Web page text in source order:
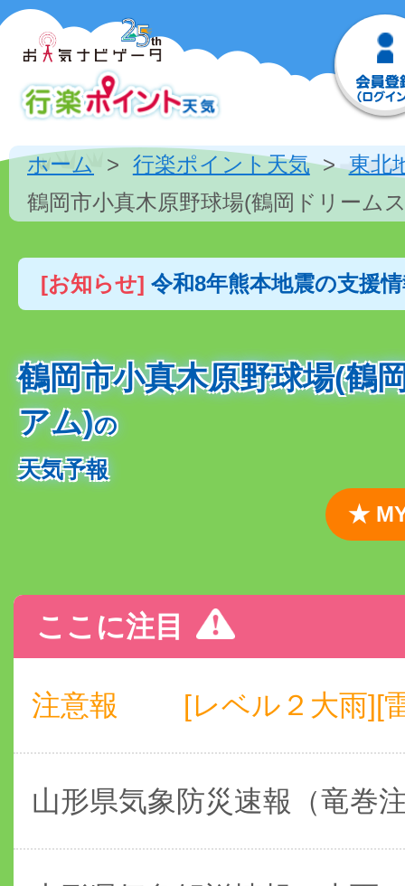
ホーム 行楽ポイント天気
東北
鶴岡市小真木原野球場(鶴岡ドリーム
[お知らせ] 令和8年熊本地震の支援
鶴岡市小真木原野球場(鶴
アム)の
天気予報
★
ここに注目
注意報 [レベル２大雨][
山形県気象防災速報（竜巻